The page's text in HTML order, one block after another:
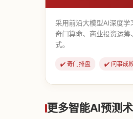
采用前沿大模型AI深度
奇门算命、商业投资运
式。
✔️ 奇门排盘 ✔️ 问事成
【道家奇
更多智能AI预测